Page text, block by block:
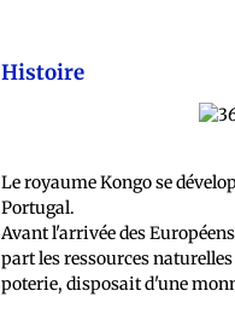
Histoire
Le royaume Kongo se
Portugal.
Avant l'arrivée des
part les ressources
poterie, disposait d'une